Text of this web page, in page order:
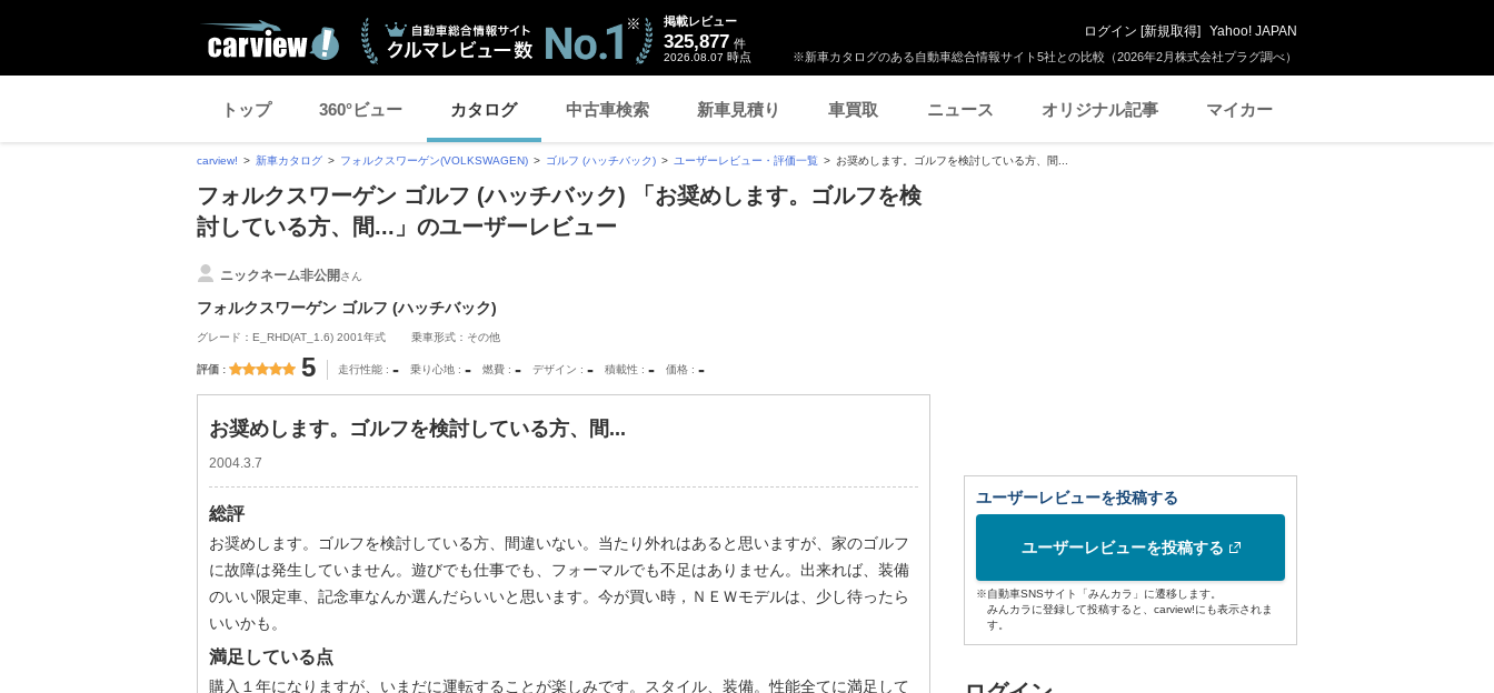
※新車カタログのある自動車総合情報サイト5社との比較（2026年2月株式会社プラグ調べ）
掲載レビュー
325,877 件
2026.08.07 時点
ログイン [新規取得] Yahoo! JAPAN
トップ 360°ビュー カタログ 中古車検索 新車見積り 車買取 ニュース オリジナル記事 マイカー
carview! 新車カタログ フォルクスワーゲン(VOLKSWAGEN) ゴルフ (ハッチバック) ユーザーレビュー・評価一覧 お奨めします。ゴルフを検討している方、間...
フォルクスワーゲン ゴルフ (ハッチバック) 「お奨めします。ゴルフを検
討している方、間...」のユーザーレビュー
ニックネーム非公開さん
フォルクスワーゲン ゴルフ (ハッチバック)
グレード：E_RHD(AT_1.6) 2001年式 乗車形式：その他
評価 5 走行性能 - 乗り心地 - 燃費 - デザイン - 積載性 - 価格 -
お奨めします。ゴルフを検討している方、間...
2004.3.7
総評
お奨めします。ゴルフを検討している方、間違いない。当たり外れはあると思いますが、家のゴルフ
に故障は発生していません。遊びでも仕事でも、フォーマルでも不足はありません。出来れば、装備
のいい限定車、記念車なんか選んだらいいと思います。今が買い時，ＮＥＷモデルは、少し待ったら
いいかも。
満足している点
購入１年になりますが、いまだに運転することが楽しみです。スタイル、装備。性能全てに満足して
ユーザーレビューを投稿する
ユーザーレビューを投稿する
※自動車SNSサイト「みんカラ」に遷移します。
みんカラに登録して投稿すると、carview!にも表示されま
す。